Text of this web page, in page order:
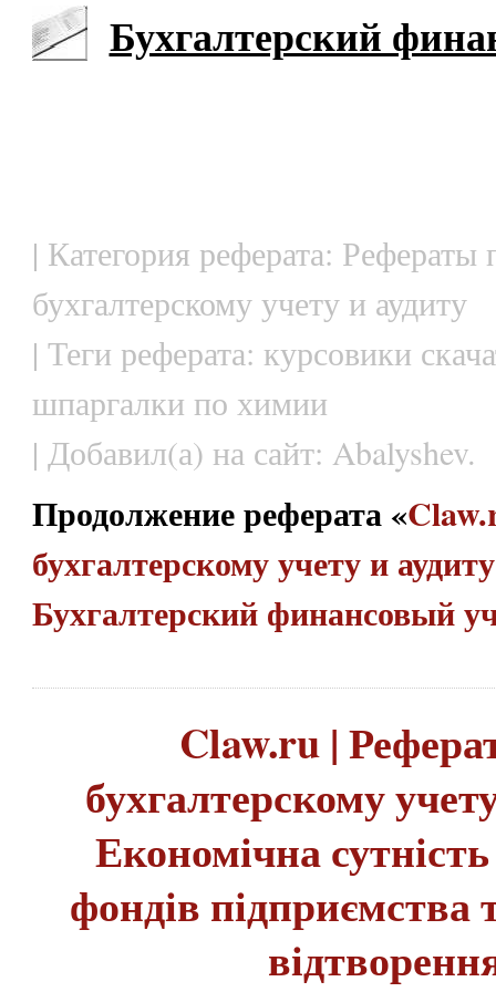
Бухгалтерский
| Категория реферата: Рефераты
бухгалтерскому учету и аудиту
| Теги реферата: курсовики
шпаргалки по химии
| Добавил(а) на сайт: Abalyshev.
Продолжение реферата «
бухгалтерскому учету и
Бухгалтерский финансовый
Claw.ru |
бухгалтерскому
Економічна
фондів підприємства